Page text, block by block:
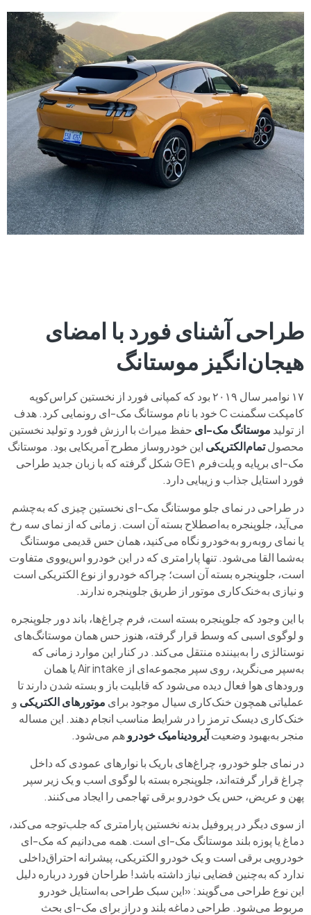
طراحی آشنای فورد با امضای
هیجان‌انگیز موستانگ
۱۷ نوامبر سال ۲۰۱۹ بود که کمپانی فورد از نخستین کراس‌کوپه
کامپکت سگمنت C خود با نام موستانگ مک-ای رونمایی کرد. هدف
از تولید موستانگ مک-ای حفظ میراث با ارزش فورد و تولید نخستین
محصولتمام‌الکتریکی این خودروساز مطرح آمریکایی بود. موستانگ
مک-ای برپایه و پلت‌فرم GE۱ شکل گرفته که با زبان جدید طراحی
فورد استایل جذاب و زیبایی دارد.
در طراحی در نمای جلو موستانگ مک-‌ای نخستین چیزی که به‌چشم
می‌آید، جلوپنجره به‌اصطلاح بسته آن است. زمانی که از نمای سه رخ
یا نمای روبه‌رو به‌خودرو نگاه می‌کنید، همان حس قدیمی موستانگ
به‌شما القا می‌شود. تنها پارامتری که در این خودرو اس‌یووی متفاوت
است، جلوپنجره بسته آن است؛ چراکه خودرو از نوع الکتریکی است
و نیازی به‌خنک‌کاری موتور از طریق جلوپنجره ندارند.
با این وجود که جلوپنجره بسته است، فرم چراغ‌ها، باند دور جلوپنجره
و لوگوی اسبی که وسط قرار گرفته، هنوز حس همان موستانگ‌های
نوستالژی را به‌بیننده‌ منتقل می‌کند. در کنار این موارد زمانی که
به‌سپر می‌نگرید، روی سپر مجموعه‌ای از Air intake یا همان
ورودهای هوا فعال دیده می‌شود که قابلیت باز و بسته شدن دارند تا
عملیاتی همچون خنک‌کاری سیال موجود برای موتورهای الکتریکی و
خنک‌کاری دیسک ترمز را در شرایط مناسب انجام دهند. این مساله
منجر به‌بهبود وضعیتآیرودینامیک خودروهم می‌شود.
در نمای جلو خودرو، چراغ‌های باریک با نوارهای عمودی که داخل
چراغ قرار گرفته‌اند، جلوپنجره بسته با لوگوی اسب و یک زیر سپر
پهن و عریض، حس یک خودرو برقی تهاجمی را ایجاد می‌کنند.
از سوی دیگر در پروفیل بدنه نخستین پارامتری که جلب‌توجه می‌کند،
دماغ یا پوزه بلند موستانگ مک‌-‌ای است. همه می‌دانیم که مک‌-ای
خودرویی برقی است و یک خودرو الکتریکی، پیشرانه‌ احتراق‌داخلی
ندارد که به‌چنین فضایی نیاز داشته باشد! طراحان فورد درباره دلیل
این نوع طراحی می‌گویند: «این سبک طراحی به‌استایل خودرو
مربوط می‌شود. طراحی دماغه بلند و دراز برای مک-ای بحث